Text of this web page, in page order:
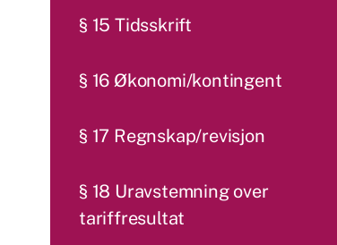
§ 15 Tidsskrift
§ 16 Økonomi/kontingent
§ 17 Regnskap/revisjon
§ 18 Uravstemning over
tariffresultat